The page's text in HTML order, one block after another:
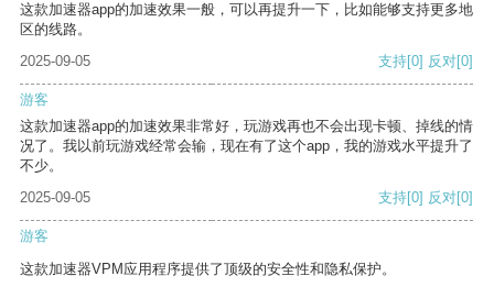
这款加速器app的加速效果一般，可以再提升一下，比如能够支持更多地
区的线路。
2025-09-05
支持[0] 反对[0]
游客
这款加速器app的加速效果非常好，玩游戏再也不会出现卡顿、掉线的情
况了。我以前玩游戏经常会输，现在有了这个app，我的游戏水平提升了
不少。
2025-09-05
支持[0] 反对[0]
游客
这款加速器VPM应用程序提供了顶级的安全性和隐私保护。